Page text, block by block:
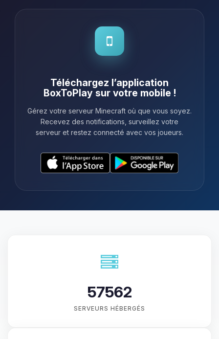
Téléchargez l’application
BoxToPlay sur votre mobile !
Gérez votre serveur Minecraft où que vous soyez.
Recevez des notifications, surveillez votre
serveur et restez connecté avec vos joueurs.
57562
SERVEURS HÉBERGÉS